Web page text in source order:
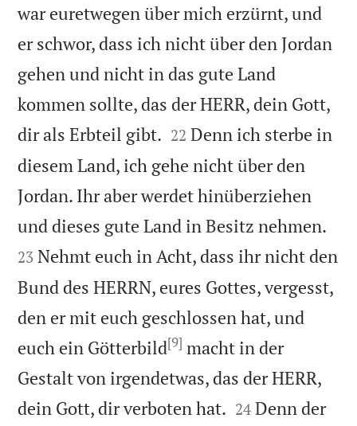
war euretwegen über mich erzürnt, und
er schwor, dass ich nicht über den Jordan
gehen und nicht in das gute Land
kommen sollte, das der HERR, dein Gott,
dir als Erbteil gibt. 

22 Denn ich sterbe in
diesem Land, ich gehe nicht über den
Jordan. Ihr aber werdet hinüberziehen
und dieses gute Land in Besitz nehmen.
23 Nehmt euch in Acht, dass ihr nicht den
Bund des HERRN, eures Gottes, vergesst,
den er mit euch geschlossen hat, und
euch ein Götterbild[9] macht in der
Gestalt von irgendetwas, das der HERR,
dein Gott, dir verboten hat. 

24 Denn der